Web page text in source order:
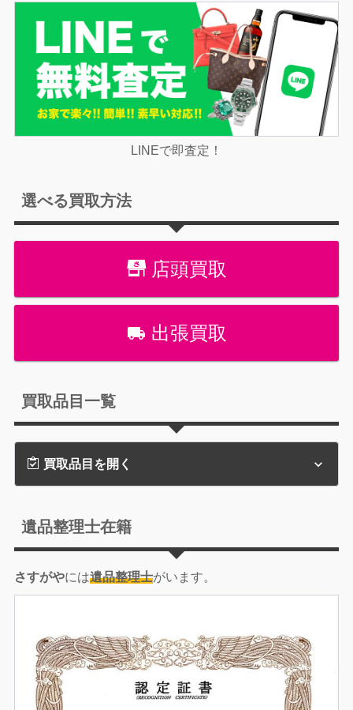
LINEで即査定！
選べる買取方法
店頭買取
出張買取
買取品目一覧
買取品目を開く
遺品整理士在籍
さすがやには遺品整理士がいます。